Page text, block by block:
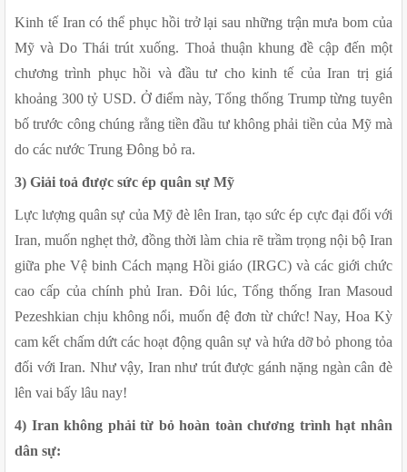
Kinh tế Iran có thể phục hồi trở lại sau những trận mưa bom của
Mỹ và Do Thái trút xuống. Thoả thuận khung đề cập đến một
chương trình phục hồi và đầu tư cho kinh tế của Iran trị giá
khoảng 300 tỷ USD. Ở điểm này, Tổng thống Trump từng tuyên
bố trước công chúng rằng tiền đầu tư không phải tiền của Mỹ mà
do các nước Trung Đông bỏ ra.
3) Giải toả được sức ép quân sự Mỹ
Lực lượng quân sự của Mỹ đè lên Iran, tạo sức ép cực đại đối với
Iran, muốn nghẹt thở, đồng thời làm chia rẽ trầm trọng nội bộ Iran
giữa phe Vệ binh Cách mạng Hồi giáo (IRGC) và các giới chức
cao cấp của chính phủ Iran. Đôi lúc, Tổng thống Iran Masoud
Pezeshkian chịu không nổi, muốn đệ đơn từ chức! Nay, Hoa Kỳ
cam kết chấm dứt các hoạt động quân sự và hứa dỡ bỏ phong tỏa
đối với Iran. Như vậy, Iran như trút được gánh nặng ngàn cân đè
lên vai bấy lâu nay!
4) Iran không phải từ bỏ hoàn toàn chương trình hạt nhân
dân sự: